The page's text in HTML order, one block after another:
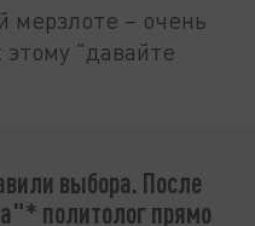
мерзлоте – очень
"давайте
выбора. После
политолог прямо